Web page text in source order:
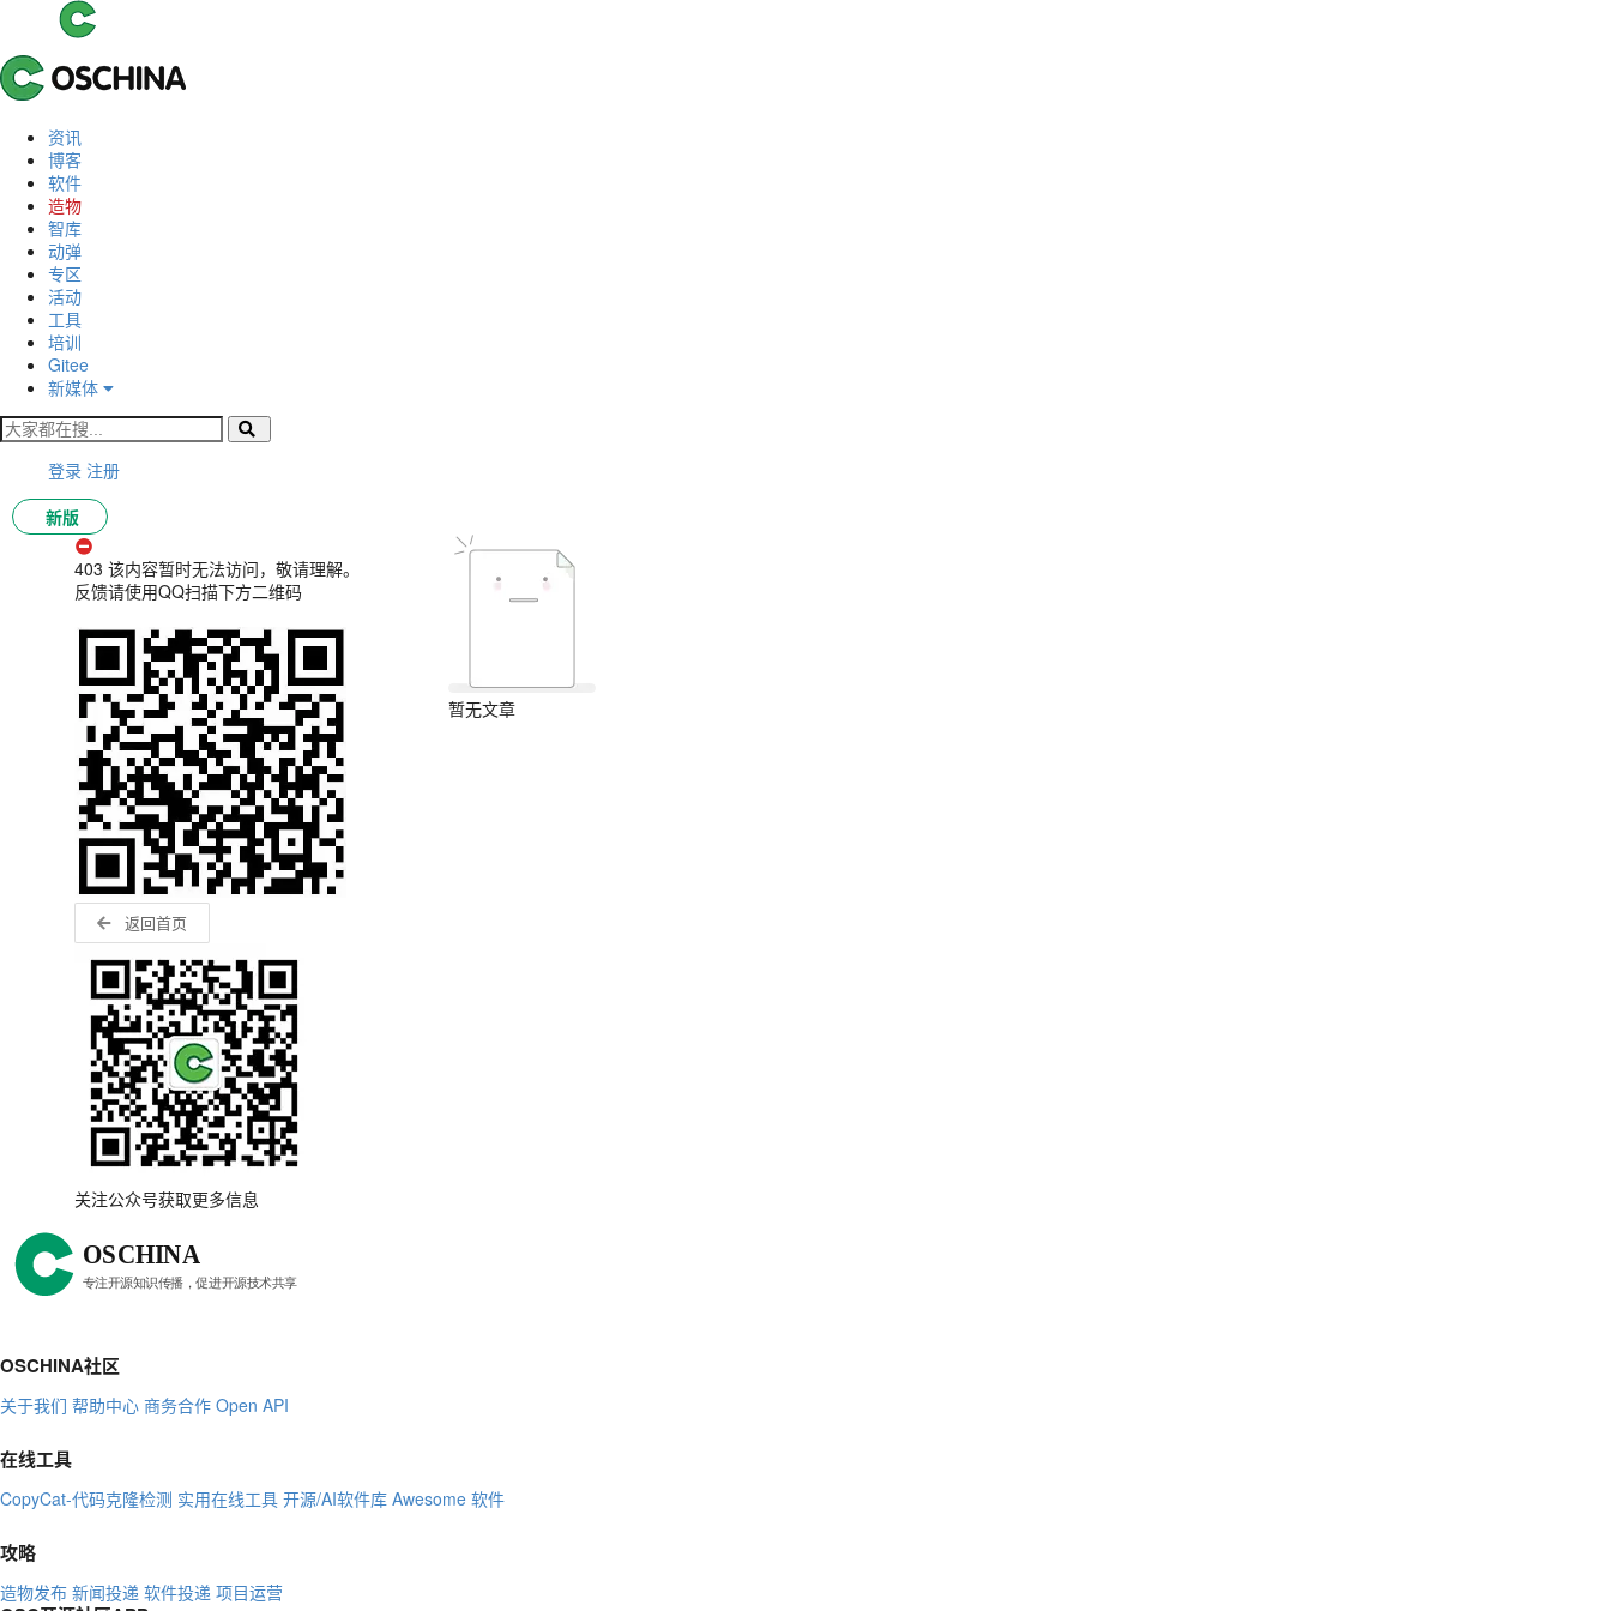
资讯
博客
软件
造物
智库
动弹
专区
活动
工具
培训
Gitee
新媒体
登录 注册
新版
403 该内容暂时无法访问，敬请理解。
反馈请使用QQ扫描下方二维码
返回首页
关注公众号获取更多信息
暂无文章
OSCHINA社区
关于我们 帮助中心 商务合作 Open API
在线工具
CopyCat-代码克隆检测 实用在线工具 开源/AI软件库 Awesome 软件
攻略
造物发布 新闻投递 软件投递 项目运营